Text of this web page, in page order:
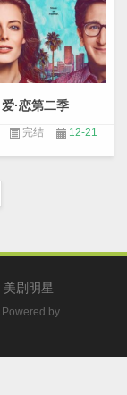
爱·恋第二季
完结 12-21
美剧明星
Powered by